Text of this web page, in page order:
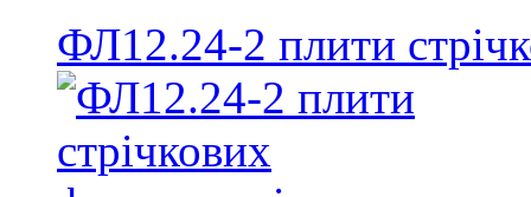
ФЛ12.24-2 плити